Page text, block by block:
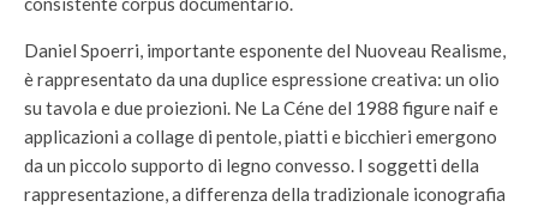
Daniel Spoerri, importante esponente del Nuoveau Realisme,
è rappresentato da una duplice espressione creativa: un olio
su tavola e due proiezioni. Ne La Céne del 1988 figure naif e
applicazioni a collage di pentole, piatti e bicchieri emergono
da un piccolo supporto di legno convesso. I soggetti della
rappresentazione, a differenza della tradizionale iconografia